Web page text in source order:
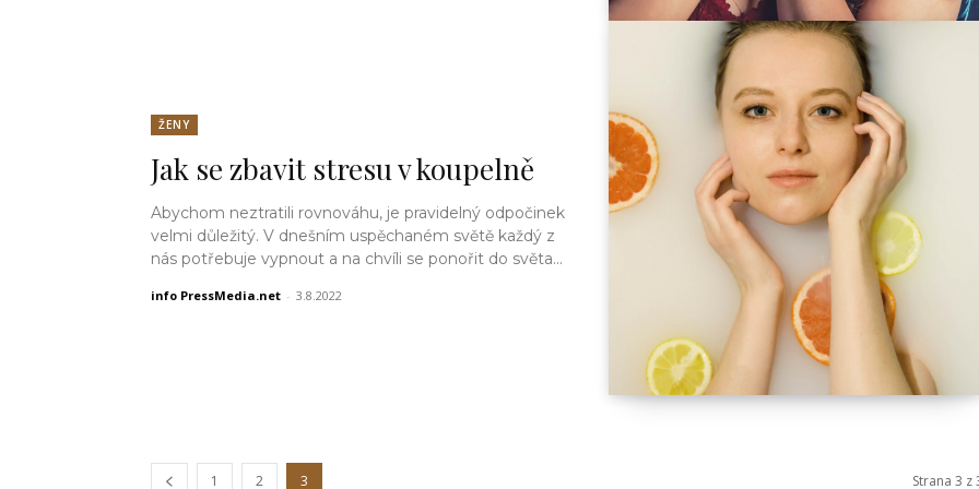
ŽENY
Jak se zbavit stresu v koupelně
Abychom neztratili rovnováhu, je pravidelný odpočinek
velmi důležitý. V dnešním uspěchaném světě každý z
nás potřebuje vypnout a na chvíli se ponořit do světa...
info PressMedia.net - 3.8.2022
1 2 3 Strana 3 z